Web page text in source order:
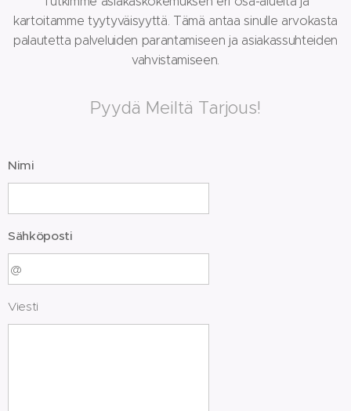
kartoitamme tyytyväisyyttä. Tämä antaa sinulle arvokasta
palautetta palveluiden parantamiseen ja asiakassuhteiden
vahvistamiseen.
Pyydä Meiltä Tarjous!
Nimi
Sähköposti
Viesti